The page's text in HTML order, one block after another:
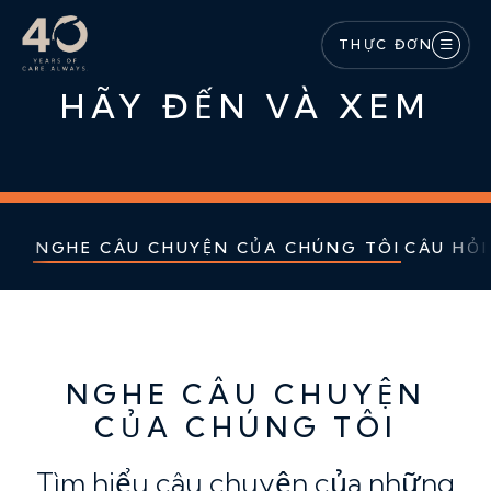
Bỏ qua nội dung chính
THỰC ĐƠN
HÃY ĐẾN VÀ XEM
NGHE CÂU CHUYỆN CỦA CHÚNG TÔI CÂU
NGHE CÂU CHUYỆN
CỦA CHÚNG TÔI
Tìm hiểu câu chuyện của những